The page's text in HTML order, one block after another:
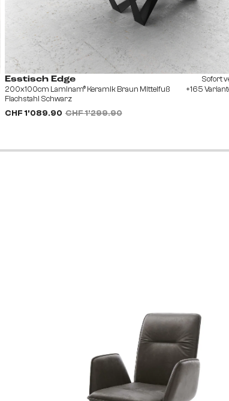
Esstisch Edge
200x100cm Laminam® Keramik Braun Mittelfuß
Flachstahl Schwarz
CHF 1’089.90 CHF 1’299.90
Sofort
+165